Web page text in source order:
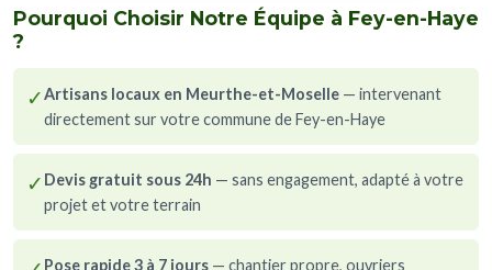
Pourquoi Choisir Notre Équipe à Fey-en-Haye
?
✓Artisans locaux en Meurthe-et-Moselle — intervenant
directement sur votre commune de Fey-en-Haye
✓ Devis gratuit sous 24h — sans engagement, adapté à votre
projet et votre terrain
Pose rapide 3 à 7 jours — chantier propre, ouvriers